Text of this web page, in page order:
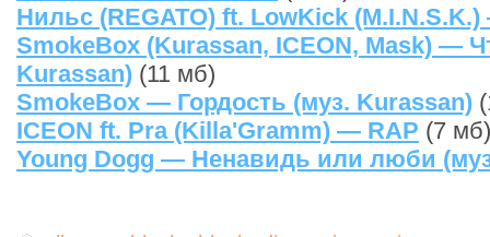
Нильс (REGATO) ft. LowKick
SmokeBox (Kurassan, ICEON, Mask) —
Kurassan) (11 мб)
SmokeBox — Гордость (муз. Kurassan)
ICEON ft. Pra (Killa'Gramm) — RAP (7 мб)
Young Dogg — Ненавидь или люби